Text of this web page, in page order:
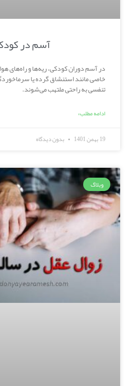
آسم در
در آسم دوران کودکی، ریه‌ها و راه‌های
خاصی مانند استنشاق گرده یا
تنفسی به راحتی ملتهب می‌شوند.
ادامه مطلب»
19 بهمن 1401 بدون دیدگاه
وبلاگ